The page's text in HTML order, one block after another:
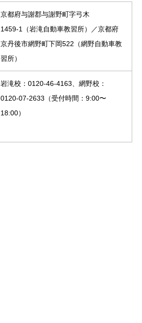
京都府与謝郡与謝野町字弓木
1459‑1（岩滝自動車教習所）／京都府
京丹後市網野町下岡522（網野自動車教
習所）
岩滝校：0120‑46‑4163、網野校：
0120‑07‑2633（受付時間：9:00〜
18:00）